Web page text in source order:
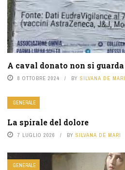
A caval donato non si
8 OTTOBRE 2024 BY SILVANA DE MARI
GENERALE
La spirale del dolore
7 LUGLIO 2026 BY SILVANA DE MARI
GENERALE